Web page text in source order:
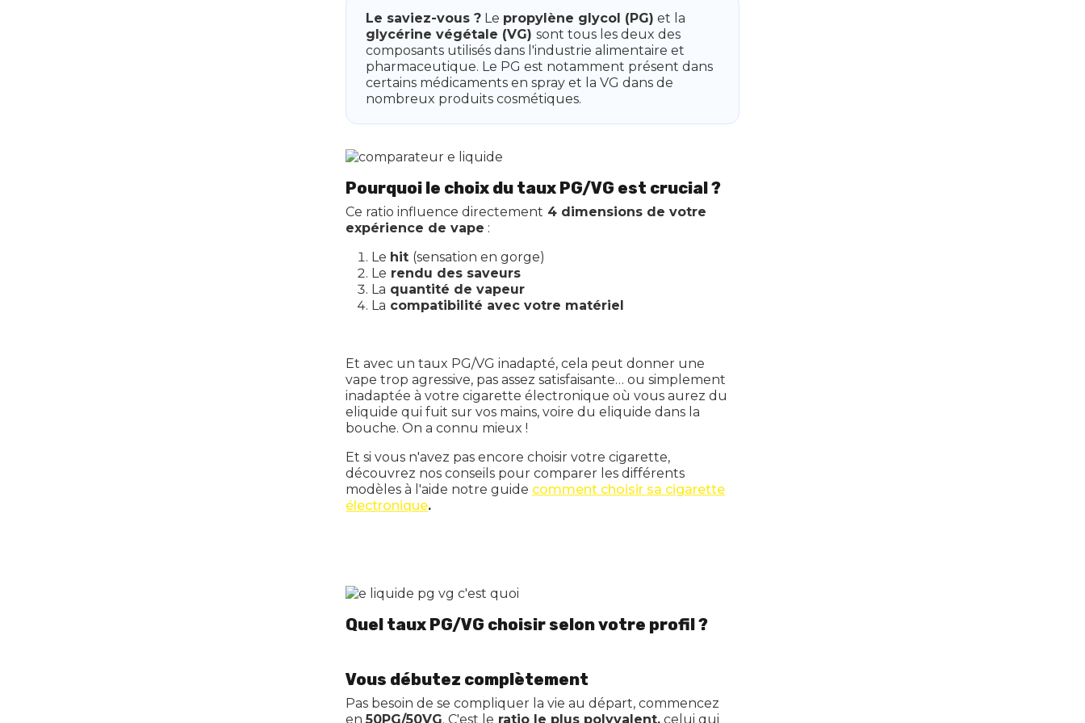
Le saviez-vous ? Le propylène glycol (PG) et la
glycérine végétale (VG)sont tous les deux des
composants utilisés dans l'industrie alimentaire et
pharmaceutique. Le PG est notamment présent dans
certains médicaments en spray et la VG dans de
nombreux produits cosmétiques.
Pourquoi le choix du taux PG/VG est crucial ?
Ce ratio influence directement 4 dimensions de votre
expérience de vape :
Le hit (sensation en gorge)
Le rendu des saveurs
La quantité de vapeur
La compatibilité avec votre matériel
Et avec un taux PG/VG inadapté, cela peut donner une
vape trop agressive, pas assez satisfaisante… ou simplement
inadaptée à votre cigarette électronique où vous aurez du
eliquide qui fuit sur vos mains, voire du eliquide dans la
bouche. On a connu mieux !
Et si vous n'avez pas encore choisir votre cigarette,
découvrez nos conseils pour comparer les différents
modèles à l'aide notre guide comment choisir sa cigarette
électronique.
Quel taux PG/VG choisir selon votre profil ?
Vous débutez complètement
Pas besoin de se compliquer la vie au départ, commencez
en50PG/50VG. C'est le ratio le plus polyvalent, celui qui